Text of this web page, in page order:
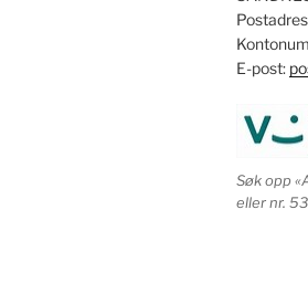
E-post:
Søk opp
eller nr.